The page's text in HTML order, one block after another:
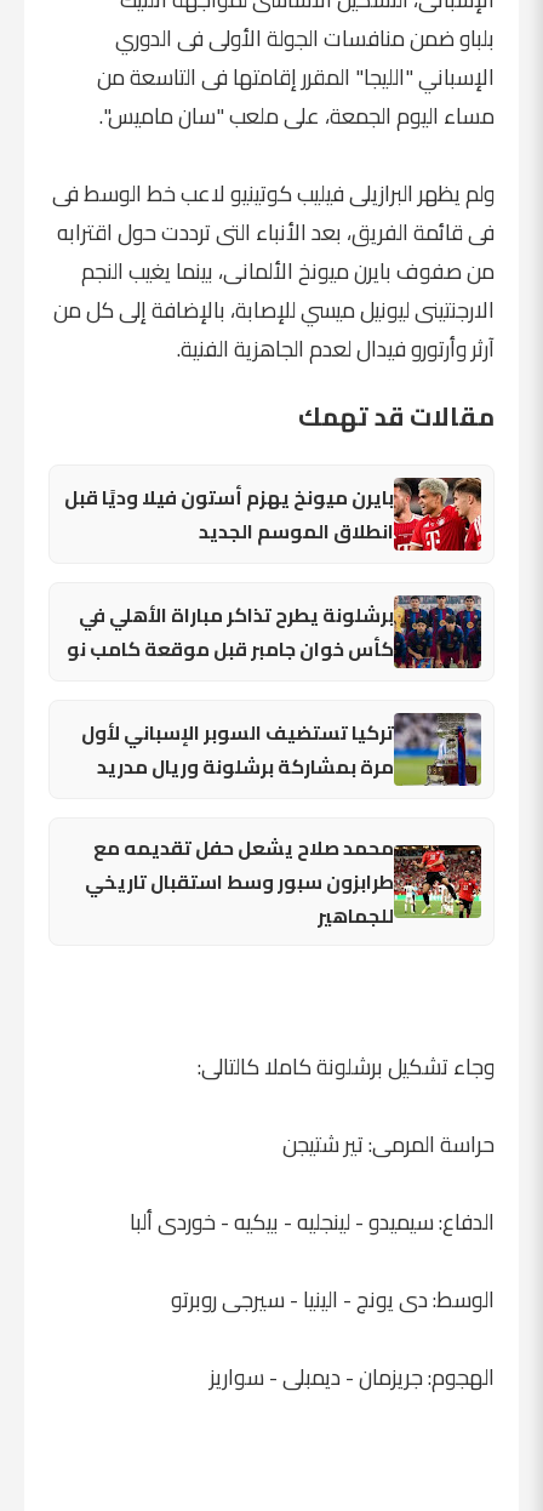
بلباو ضمن منافسات الجولة الأولى فى الدوري
الإسباني "الليجا" المقرر إقامتها فى التاسعة من
مساء اليوم الجمعة، على ملعب "سان ماميس".
ولم يظهر البرازيلى فيليب كوتينيو لاعب خط الوسط فى
فى قائمة الفريق، بعد الأنباء التى ترددت حول اقترابه
من صفوف بايرن ميونخ الألمانى، بينما يغيب النجم
الارجنتينى ليونيل ميسي للإصابة، بالإضافة إلى كل من
آرثر وأرتورو فيدال لعدم الجاهزية الفنية.
مقالات قد تهمك
بايرن ميونخ يهزم أستون فيلا وديًا قبل
انطلاق الموسم الجديد
برشلونة يطرح تذاكر مباراة الأهلي في
كأس خوان جامبر قبل موقعة كامب نو
تركيا تستضيف السوبر الإسباني لأول
مرة بمشاركة برشلونة وريال مدريد
محمد صلاح يشعل حفل تقديمه مع
طرابزون سبور وسط استقبال تاريخي
للجماهير
وجاء تشكيل برشلونة كاملا كالتالى:
حراسة المرمى: تير شتيجن
الدفاع: سيميدو - لينجليه - بيكيه - خوردى ألبا
الوسط: دى يونج - الينيا - سيرجى روبرتو
الهجوم: جريزمان - ديمبلى - سواريز